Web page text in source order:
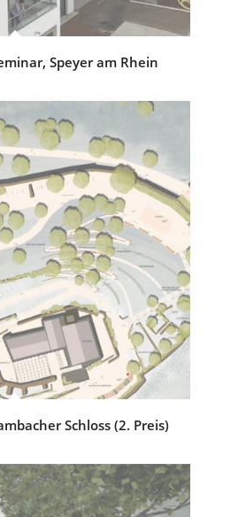
Speyer am Rhein
Schloss (2. Preis)